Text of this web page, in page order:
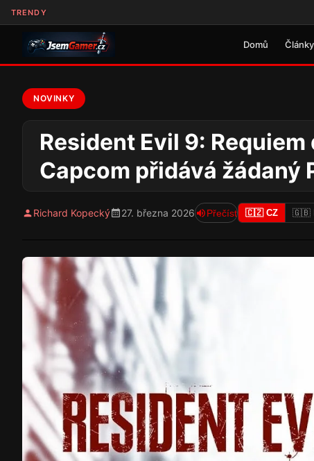
TRENDY
Domů Články
NOVINKY
Resident Evil 9:
Capcom přidává žádaný
Richard Kopecký 27. března 2026 Přečíst 🇨🇿 CZ 🇬🇧